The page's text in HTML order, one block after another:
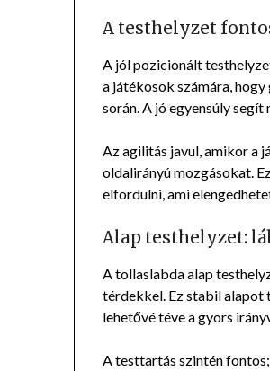
A testhelyzet
A jól pozicionált
a játékosok számára,
során. A jó egyensúly
Az agilitás javul, amikor a
oldalirányú mozgásokat.
elfordulni, ami
Alap testhelyzet:
A tollaslabda alap
térdekkel. Ez stabil alapot
lehetővé téve a gyors
A testtartás szintén